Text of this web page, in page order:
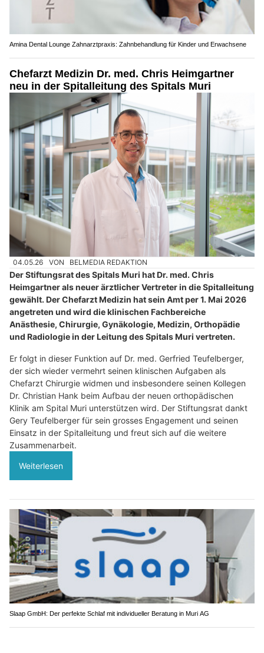
Amina Dental Lounge Zahnarztpraxis: Zahnbehandlung für Kinder und Erwachsene
Chefarzt Medizin Dr. med. Chris Heimgartner
neu in der Spitalleitung des Spitals Muri
04.05.26 VON BELMEDIA REDAKTION
Der Stiftungsrat des Spitals Muri hat Dr. med. Chris
Heimgartner als neuer ärztlicher Vertreter in die Spitalleitung
gewählt. Der Chefarzt Medizin hat sein Amt per 1. Mai 2026
angetreten und wird die klinischen Fachbereiche
Anästhesie, Chirurgie, Gynäkologie, Medizin, Orthopädie
und Radiologie in der Leitung des Spitals Muri vertreten.
Er folgt in dieser Funktion auf Dr. med. Gerfried Teufelberger,
der sich wieder vermehrt seinen klinischen Aufgaben als
Chefarzt Chirurgie widmen und insbesondere seinen Kollegen
Dr. Christian Hank beim Aufbau der neuen orthopädischen
Klinik am Spital Muri unterstützen wird. Der Stiftungsrat dankt
Gery Teufelberger für sein grosses Engagement und seinen
Einsatz in der Spitalleitung und freut sich auf die weitere
Zusammenarbeit.
Weiterlesen
Slaap GmbH: Der perfekte Schlaf mit individueller Beratung in Muri AG